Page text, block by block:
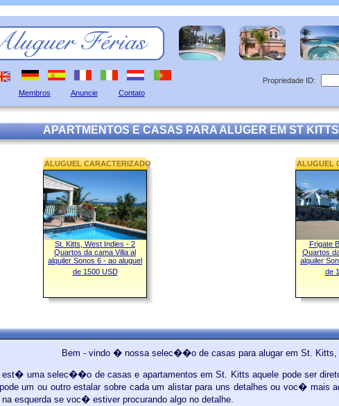
Membros Anuncie Contato
Propriedade ID:
APARTMENTOS E CASAS PARA ALUGER EM ST
ALUGUEL CARACTERIZADO
St. Kitts, West Indies - 2
Quartos da cama Villa al
alquiler Sonos 6 - ao aluguel
de 1500 USD
ALUGUEL
Frigate
Quartos
alquiler
de
Bem - vindo � nossa selec��o de casas para alugar em St. Kitts,
est� uma selec��o de casas e apartamentos em St. Kitts aquele pode ser
um ou outro estalar sobre cada um alistar para uns detalhes ou voc� mais
na esquerda se voc� estiver procurando algo no detalhe.